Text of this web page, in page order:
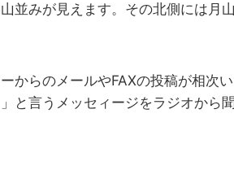
みが見えます。その北側には月
らのメールやFAXの投稿が相次
と言うメッセィージをラジオか